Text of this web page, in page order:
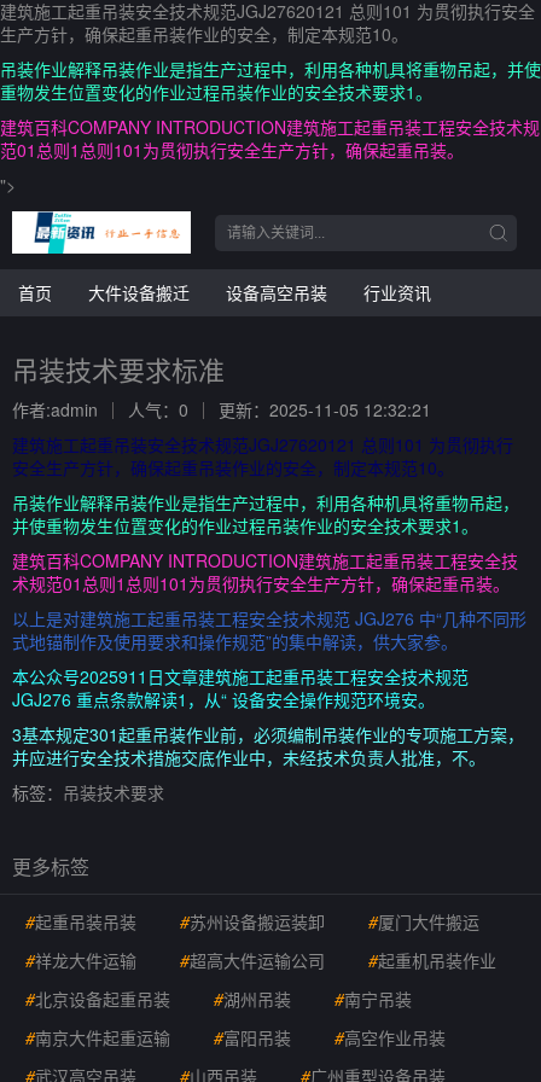
建筑施工起重吊装安全技术规范JGJ27620121 总则101 为贯彻执行安全
生产方针，确保起重吊装作业的安全，制定本规范10。
吊装作业解释吊装作业是指生产过程中，利用各种机具将重物吊起，并使
重物发生位置变化的作业过程吊装作业的安全技术要求1。
建筑百科COMPANY INTRODUCTION建筑施工起重吊装工程安全技术规
范01总则1总则101为贯彻执行安全生产方针，确保起重吊装。
">
首页 大件设备搬迁 设备高空吊装 行业资讯
吊装技术要求标准
作者:admin 人气：0
更新：2025-11-05 12:32:21
建筑施工起重吊装安全技术规范JGJ27620121 总则101 为贯彻执行
安全生产方针，确保起重吊装作业的安全，制定本规范10。
吊装作业解释吊装作业是指生产过程中，利用各种机具将重物吊起，
并使重物发生位置变化的作业过程吊装作业的安全技术要求1。
建筑百科COMPANY INTRODUCTION建筑施工起重吊装工程安全技
术规范01总则1总则101为贯彻执行安全生产方针，确保起重吊装。
以上是对建筑施工起重吊装工程安全技术规范 JGJ276 中“几种不同形
式地锚制作及使用要求和操作规范”的集中解读，供大家参。
本公众号2025911日文章建筑施工起重吊装工程安全技术规范
JGJ276 重点条款解读1，从“ 设备安全操作规范环境安。
3基本规定301起重吊装作业前，必须编制吊装作业的专项施工方案，
并应进行安全技术措施交底作业中，未经技术负责人批准，不。
标签： 吊装技术要求
更多标签
#起重吊装吊装 #苏州设备搬运装卸 #厦门大件搬运
#祥龙大件运输 #超高大件运输公司 #起重机吊装作业
#北京设备起重吊装 #湖州吊装 #南宁吊装
#南京大件起重运输 #富阳吊装 #高空作业吊装
#武汉高空吊装 #山西吊装 #广州重型设备吊装